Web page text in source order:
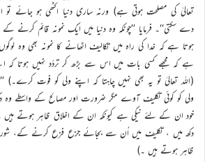
تعالیٰ کی مصلحت ہوتی ہے) ورنہ ساری دنیا اکٹھی ہو جائے
دے سکتی‘‘۔ فرمایا ’’چونکہ وہ دنیا میں ایک نمونہ قائم
ہوتا ہے کہ خدا کی راہ میں تکالیف اٹھانے کا نمونہ بھی وہ لوگوں
ہے کہ مجھے کسی بات میں اس سے بڑھ کر تردّد نہیں ہوتا کہ
(اللہ تعالیٰ تو یہ بھی نہیں چاہتا کہ اپنے ولی کو فوت کرے۔)
ولی کو کوئی تکلیف آوے مگر ضرورت اور مصالح کے واسطے وہ
خود ان کے لئے نیکی ہے کیونکہ ان کے اخلاق ظاہر ہوتے
دکھ میں ، تکلیف میں اُن سے بجائے جزع فزع کرنے کے،
ظاہر ہوتے ہیں ۔)